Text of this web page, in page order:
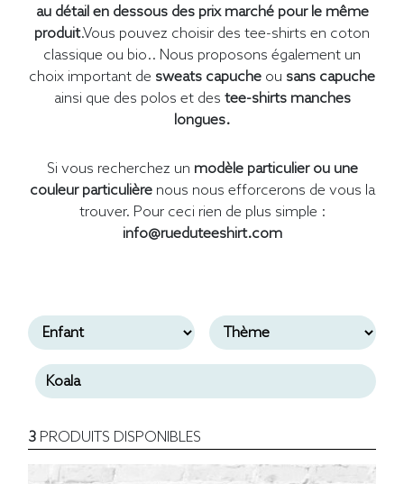
au détail en dessous des prix marché pour le même
produit.Vous pouvez choisir des tee-shirts en coton
classique ou bio.. Nous proposons également un
choix important de sweats capuche ou sans capuche
ainsi que des polos et des tee-shirts manches
longues.
Si vous recherchez un modèle particulier ou une
couleur particulièrenous nous efforcerons de vous la
trouver. Pour ceci rien de plus simple :
info@rueduteeshirt.com
3 PRODUITS DISPONIBLES